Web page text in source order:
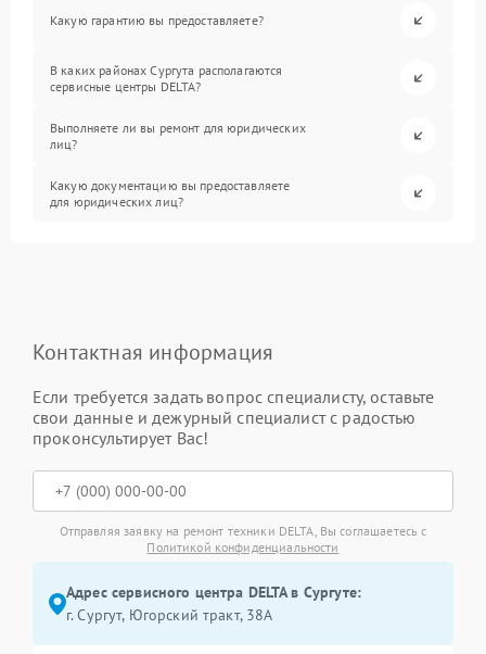
Какую гарантию вы предоставляете?
В каких районах Сургута располагаются
сервисные центры DELTA?
Выполняете ли вы ремонт для юридических
лиц?
Какую документацию вы предоставляете
для юридических лиц?
Контактная информация
Если требуется задать вопрос специалисту, оставьте
свои данные и дежурный специалист с радостью
проконсультирует Вас!
Отправляя заявку на ремонт техники DELTA, Вы соглашаетесь с
Политикой конфиденциальности
Адрес сервисного центра DELTA в Сургуте:
г. Сургут, Югорский тракт, 38А